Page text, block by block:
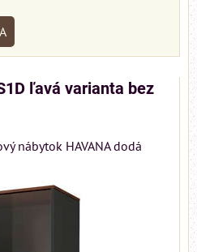
ľavá varianta bez
nábytok HAVANA dodá